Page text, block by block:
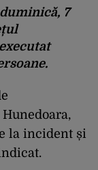
7
la incident și